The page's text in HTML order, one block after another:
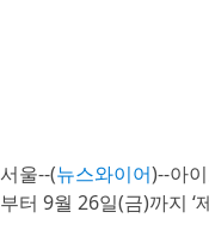
서울--(뉴스와이어)--아
부터 9월 26일(금)까지